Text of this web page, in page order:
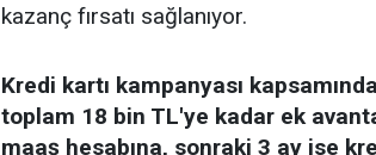
kazanç fırsatı sağlanıyor.
Kredi kartı kampanyası
toplam 18 bin TL'ye kadar ek
maaş hesabına, sonraki 3 ay ise